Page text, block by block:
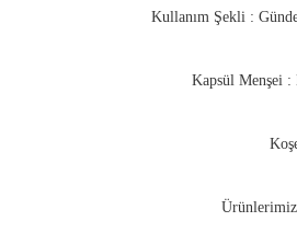
Kullanım Şekli :
Kapsül Menşei